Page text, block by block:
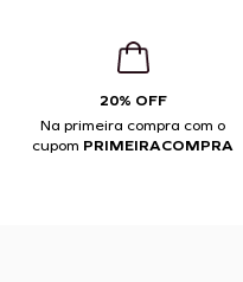
20% OFF
Na primeira compra com o
cupom PRIMEIRACOMPRA